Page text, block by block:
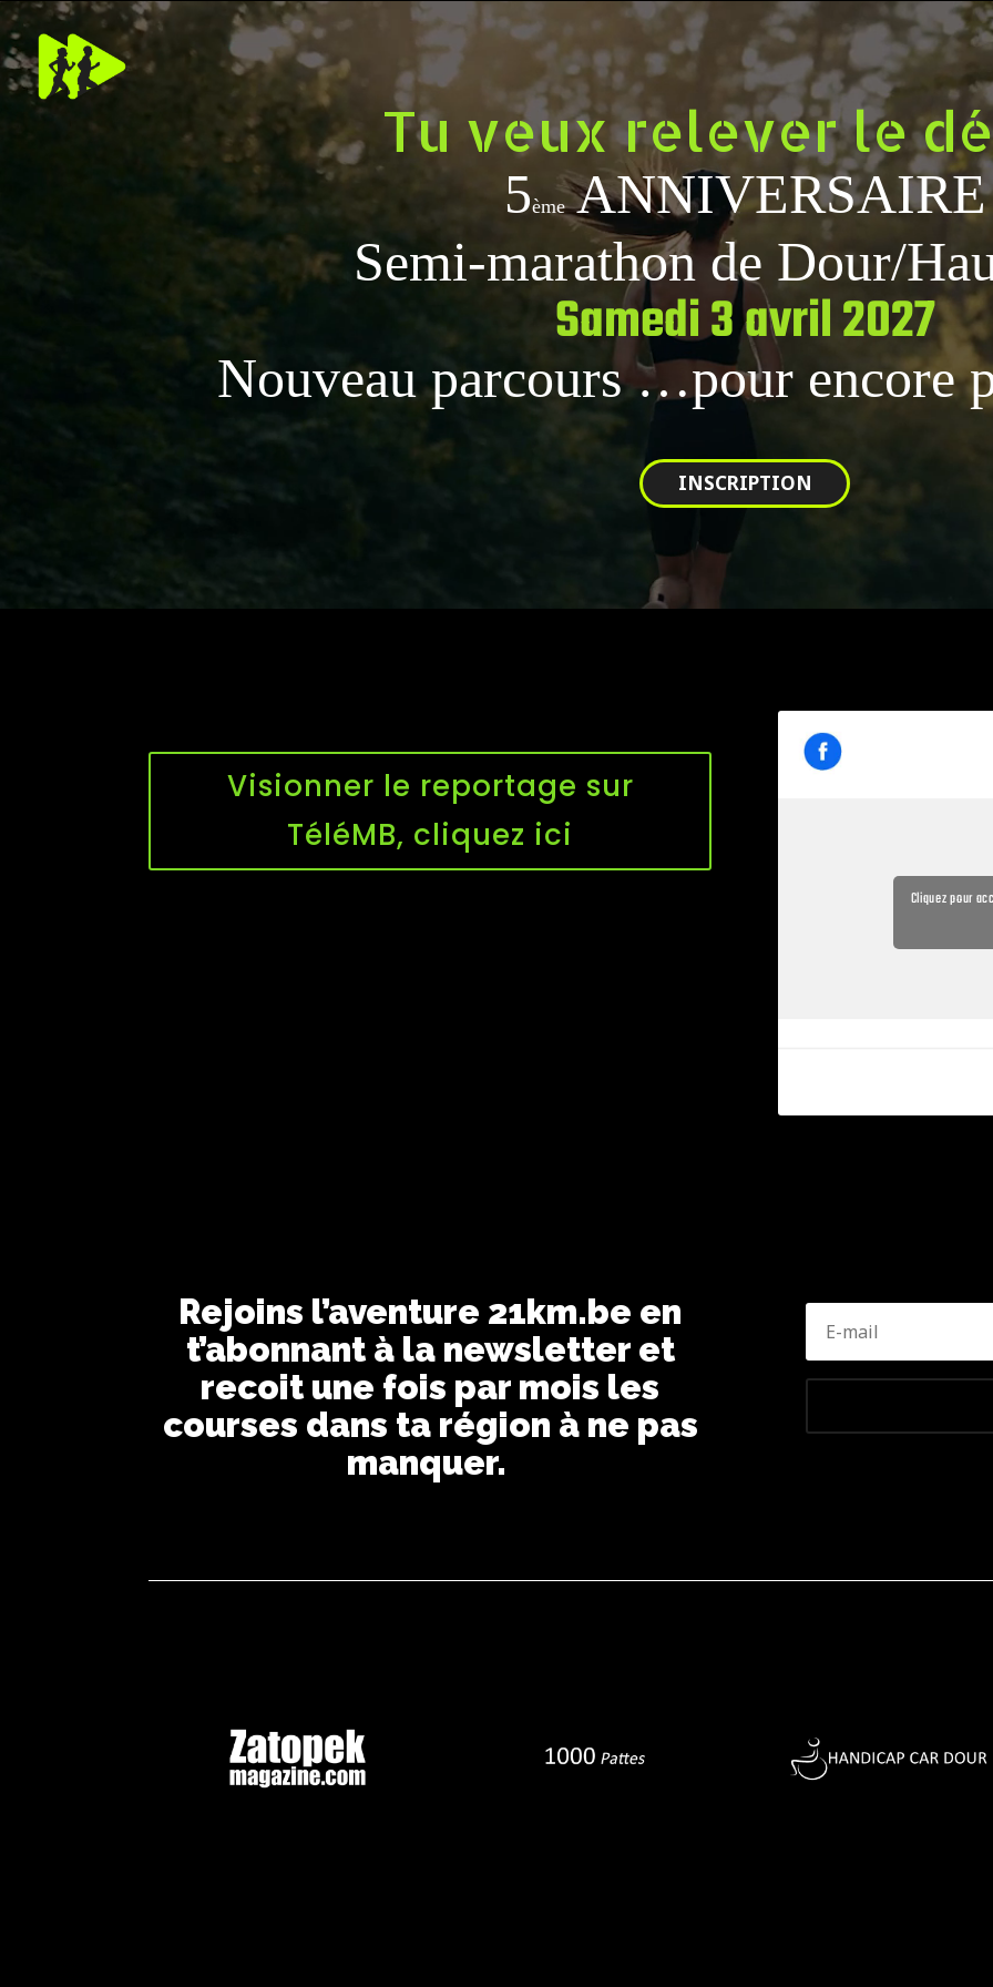
Lecteur
vidéo
Tu veux relever le
5èmeANNIVERSAIRE
Semi-marathon de Dour/
Samedi 3 avril 2027
Nouveau parcours …pour encore
INSCRIPTION
Visionner le reportage sur
TéléMB, cliquez ici
Cliquez pour
Rejoins l’aventure 21km.be en
t’abonnant à la newsletter et
recoit une fois par mois les
courses dans ta région à ne pas
manquer.